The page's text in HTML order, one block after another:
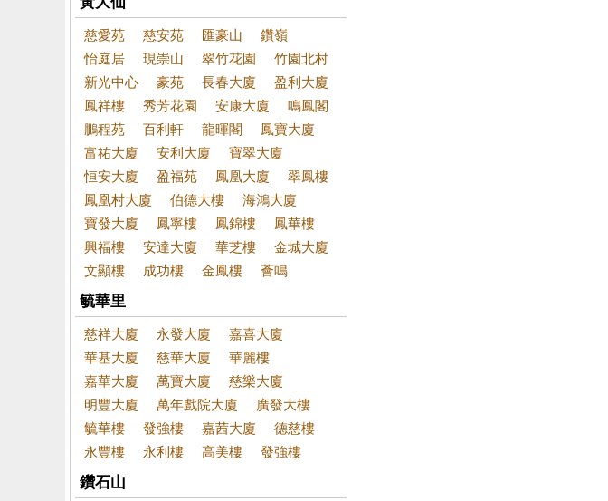
慈愛苑 慈安苑 匯豪山
鑽嶺
怡庭居
現崇山 翠竹花園
竹園北村
新光中心
豪苑 長春大廈
盈利大廈
鳳祥樓
秀芳花園 安康大廈
鳴鳳閣
鵬程苑
百利軒 龍暉閣
鳳寶大廈
富祐大廈
安利大廈
寶翠大廈
恒安大廈
盈福苑 鳳凰大廈
翠鳳樓
鳳凰村大廈
伯德大樓
海鴻大廈
寶發大廈
鳳寧樓 鳳錦樓
鳳華樓
興福樓
安達大廈 華芝樓
金城大廈
文顯樓
成功樓 金鳳樓 薈鳴
毓華里
慈祥大廈 永發大廈
嘉喜大廈
華基大廈
慈華大廈
華麗樓
嘉華大廈
萬寶大廈
慈樂大廈
明豐大廈
萬年戲院大廈
廣發大樓
毓華樓
發強樓 嘉茜大廈
德慈樓
永豐樓
永利樓 高美樓 發強樓
鑽石山